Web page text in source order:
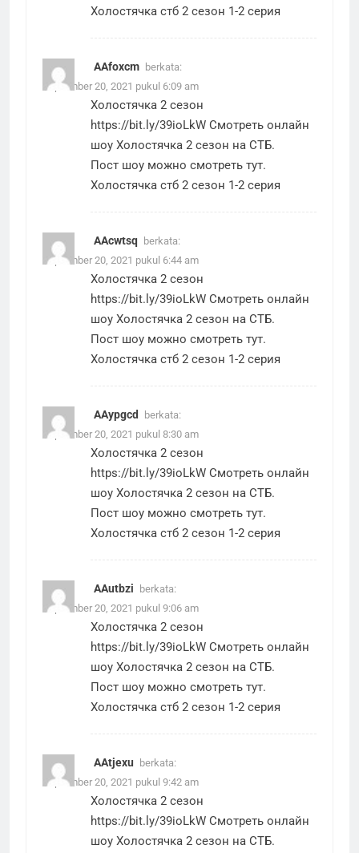
Холостячка стб 2 сезон 1-2 серия
AAfoxcm berkata:
September 20, 2021 pukul 6:09 am
Холостячка 2 сезон
https://bit.ly/39ioLkW Смотреть онлайн
шоу Холостячка 2 сезон на СТБ.
Пост шоу можно смотреть тут.
Холостячка стб 2 сезон 1-2 серия
AAcwtsq
berkata:
September 20, 2021 pukul 6:44 am
Холостячка 2 сезон
https://bit.ly/39ioLkW Смотреть онлайн
шоу Холостячка 2 сезон на СТБ.
Пост шоу можно смотреть тут.
Холостячка стб 2 сезон 1-2 серия
AAypgcd
berkata:
September 20, 2021 pukul 8:30 am
Холостячка 2 сезон
https://bit.ly/39ioLkW Смотреть онлайн
шоу Холостячка 2 сезон на СТБ.
Пост шоу можно смотреть тут.
Холостячка стб 2 сезон 1-2 серия
AAutbzi
berkata:
September 20, 2021 pukul 9:06 am
Холостячка 2 сезон
https://bit.ly/39ioLkW Смотреть онлайн
шоу Холостячка 2 сезон на СТБ.
Пост шоу можно смотреть тут.
Холостячка стб 2 сезон 1-2 серия
AAtjexu
berkata:
September 20, 2021 pukul 9:42 am
Холостячка 2 сезон
https://bit.ly/39ioLkW Смотреть онлайн
шоу Холостячка 2 сезон на СТБ.